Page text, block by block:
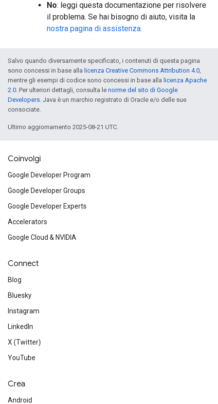
No: leggi questa documentazione per risolvere
il problema. Se hai bisogno di aiuto, visita la
nostra pagina di assistenza.
Salvo quando diversamente specificato, i contenuti di questa pagina
sono concessi in base alla licenza Creative Commons Attribution 4.0,
mentre gli esempi di codice sono concessi in base alla licenza Apache
2.0. Per ulteriori dettagli, consulta le norme del sito di Google
Developers. Java è un marchio registrato di Oracle e/o delle sue
consociate.
Ultimo aggiornamento 2025-08-21 UTC.
Coinvolgi
Google Developer Program
Google Developer Groups
Google Developer Experts
Accelerators
Google Cloud & NVIDIA
Connect
Blog
Bluesky
Instagram
LinkedIn
X (Twitter)
YouTube
Crea
Android